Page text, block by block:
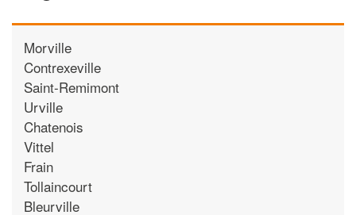
Morville
Contrexeville
Saint-Remimont
Urville
Chatenois
Vittel
Frain
Tollaincourt
Bleurville